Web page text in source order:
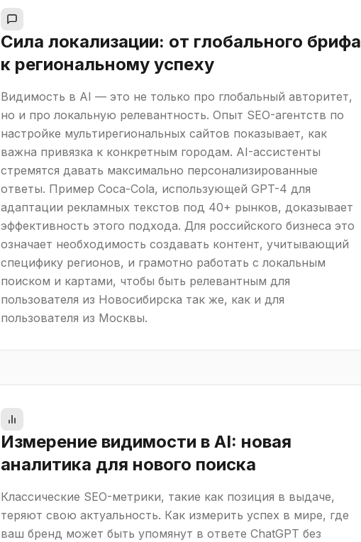
Сила локализации: от глобального брифа
к региональному успеху
Видимость в AI — это не только про глобальный авторитет,
но и про локальную релевантность. Опыт SEO-агентств по
настройке мультирегиональных сайтов показывает, как
важна привязка к конкретным городам. AI-ассистенты
стремятся давать максимально персонализированные
ответы. Пример Coca-Cola, использующей GPT-4 для
адаптации рекламных текстов под 40+ рынков, доказывает
эффективность этого подхода. Для российского бизнеса это
означает необходимость создавать контент, учитывающий
специфику регионов, и грамотно работать с локальным
поиском и картами, чтобы быть релевантным для
пользователя из Новосибирска так же, как и для
пользователя из Москвы.
Измерение видимости в AI: новая
аналитика для нового поиска
Классические SEO-метрики, такие как позиция в выдаче,
теряют свою актуальность. Как измерить успех в мире, где
ваш бренд может быть упомянут в ответе ChatGPT без